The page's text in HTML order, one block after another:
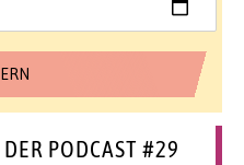
DER PODCAST #29